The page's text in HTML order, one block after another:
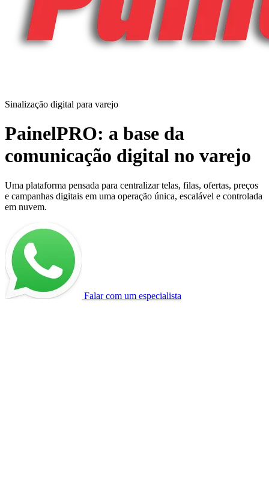
Sinalização digital para varejo
PainelPRO: a base da
comunicação digital no varejo
Uma plataforma pensada para centralizar telas, filas, ofertas, preços
e campanhas digitais em uma operação única, escalável e controlada
em nuvem.
Falar com um especialista